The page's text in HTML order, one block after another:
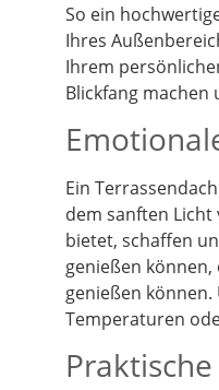
So ein
Ihres
Ihrem
Blickfang
Ein
dem sanften
bietet, schaffen
genießen
genießen
Temperaturen